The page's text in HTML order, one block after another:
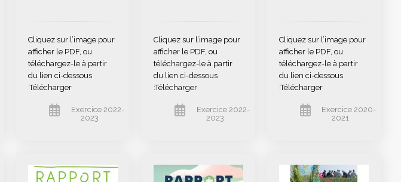
Cliquez sur l’image pour
afficher le PDF, ou
téléchargez-le à partir
du lien ci-dessous
:Télécharger
Exercice 2022-
2023
Cliquez sur l’image pour
afficher le PDF, ou
téléchargez-le à partir
du lien ci-dessous
:Télécharger
Exercice 2022-
2023
Cliquez sur l’image pour
afficher le PDF, ou
téléchargez-le à partir
du lien ci-dessous
:Télécharger
Exercice 2020-
2021